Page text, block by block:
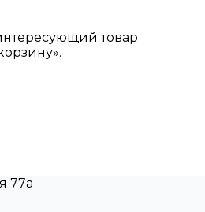
товар
77а